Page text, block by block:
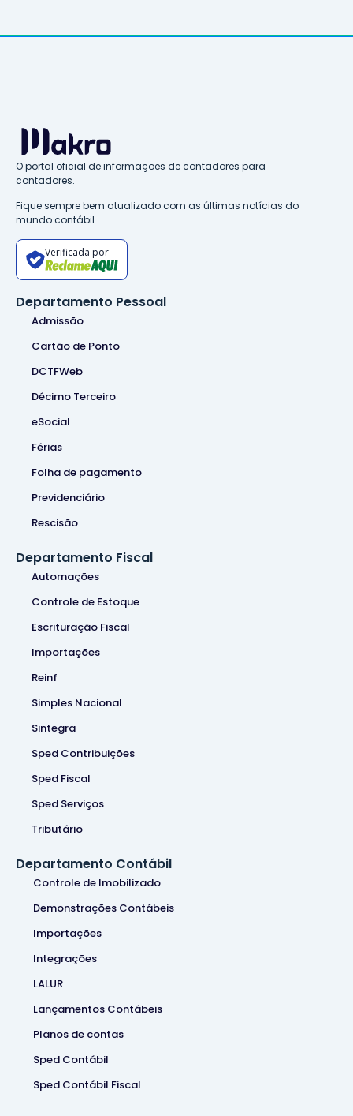
O portal oficial de informações de contadores para
contadores.
Fique sempre bem atualizado com as últimas notícias do
mundo contábil.
Verificada por
Departamento Pessoal
Admissão
Cartão de Ponto
DCTFWeb
Décimo Terceiro
eSocial
Férias
Folha de pagamento
Previdenciário
Rescisão
Departamento Fiscal
Automações
Controle de Estoque
Escrituração Fiscal
Importações
Reinf
Simples Nacional
Sintegra
Sped Contribuições
Sped Fiscal
Sped Serviços
Tributário
Departamento Contábil
Controle de Imobilizado
Demonstrações Contábeis
Importações
Integrações
LALUR
Lançamentos Contábeis
Planos de contas
Sped Contábil
Sped Contábil Fiscal